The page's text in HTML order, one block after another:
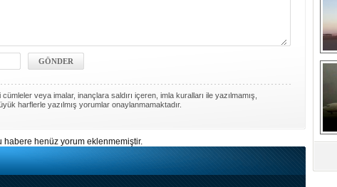
veya imalar, inançlara saldırı içeren, imla kuralları ile yazılmamış,
harflerle yazılmış yorumlar onaylanmamaktadır.
habere henüz yorum eklenmemiştir.